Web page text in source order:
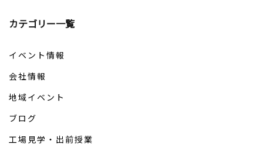
カテゴリー一覧
イベント情報
会社情報
地域イベント
ブログ
工場見学・出前授業